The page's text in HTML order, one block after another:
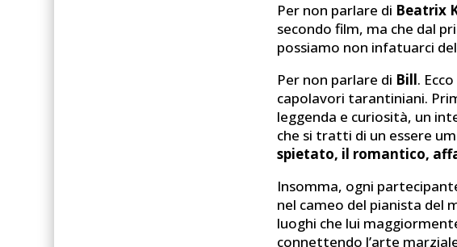
Per non parlare di Beatrix
secondo film, ma che dal
possiamo non infatuarci
Per non parlare di Bill.
capolavori tarantiniani.
leggenda e curiosità, un
che si tratti di un essere
spietato, il romantico,
Insomma, ogni
nel cameo del pianista del
luoghi che lui
connettendo l’arte